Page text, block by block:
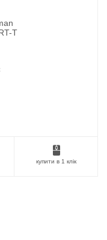
T
купити в 1 клік